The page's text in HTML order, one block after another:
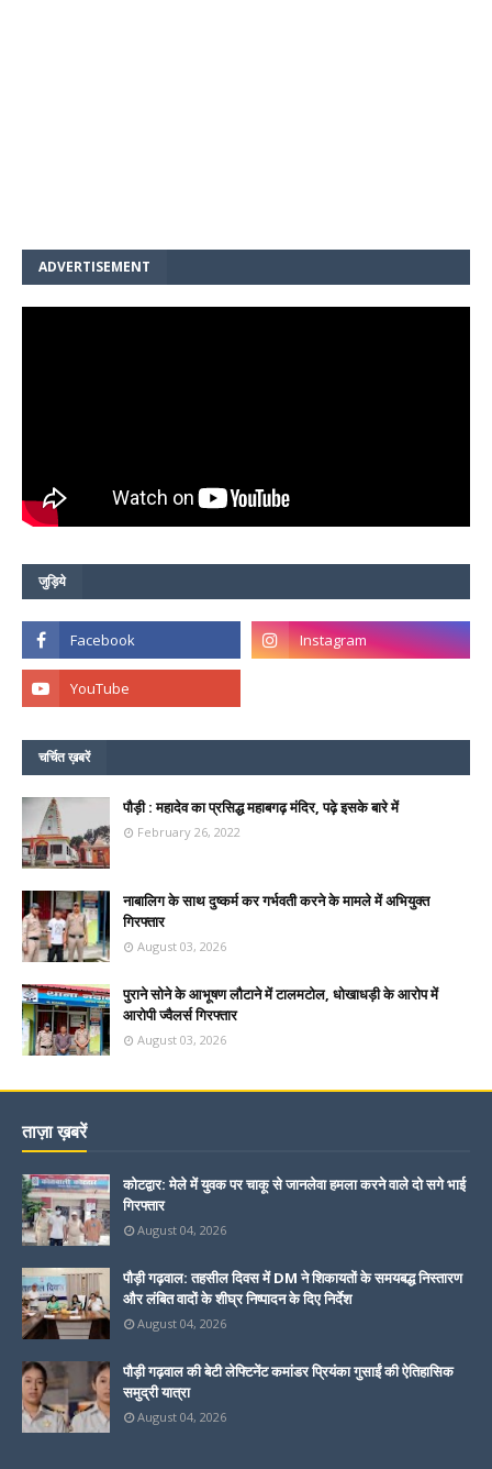
ADVERTISEMENT
जुड़िये
चर्चित ख़बरें
पौड़ी : महादेव का प्रसिद्ध महाबगढ़ मंदिर, पढ़े इसके बारे में
February 26, 2022
नाबालिग के साथ दुष्कर्म कर गर्भवती करने के मामले में अभियुक्त
गिरफ्तार
August 03, 2026
पुराने सोने के आभूषण लौटाने में टालमटोल, धोखाधड़ी के आरोप में
आरोपी ज्वैलर्स गिरफ्तार
August 03, 2026
ताज़ा ख़बरें
कोटद्वार: मेले में युवक पर चाकू से जानलेवा हमला करने वाले दो सगे भाई
गिरफ्तार
August 04, 2026
पौड़ी गढ़वाल: तहसील दिवस में DM ने शिकायतों के समयबद्ध निस्तारण
और लंबित वादों के शीघ्र निष्पादन के दिए निर्देश
August 04, 2026
पौड़ी गढ़वाल की बेटी लेफ्टिनेंट कमांडर प्रियंका गुसाईं की ऐतिहासिक
समुद्री यात्रा
August 04, 2026